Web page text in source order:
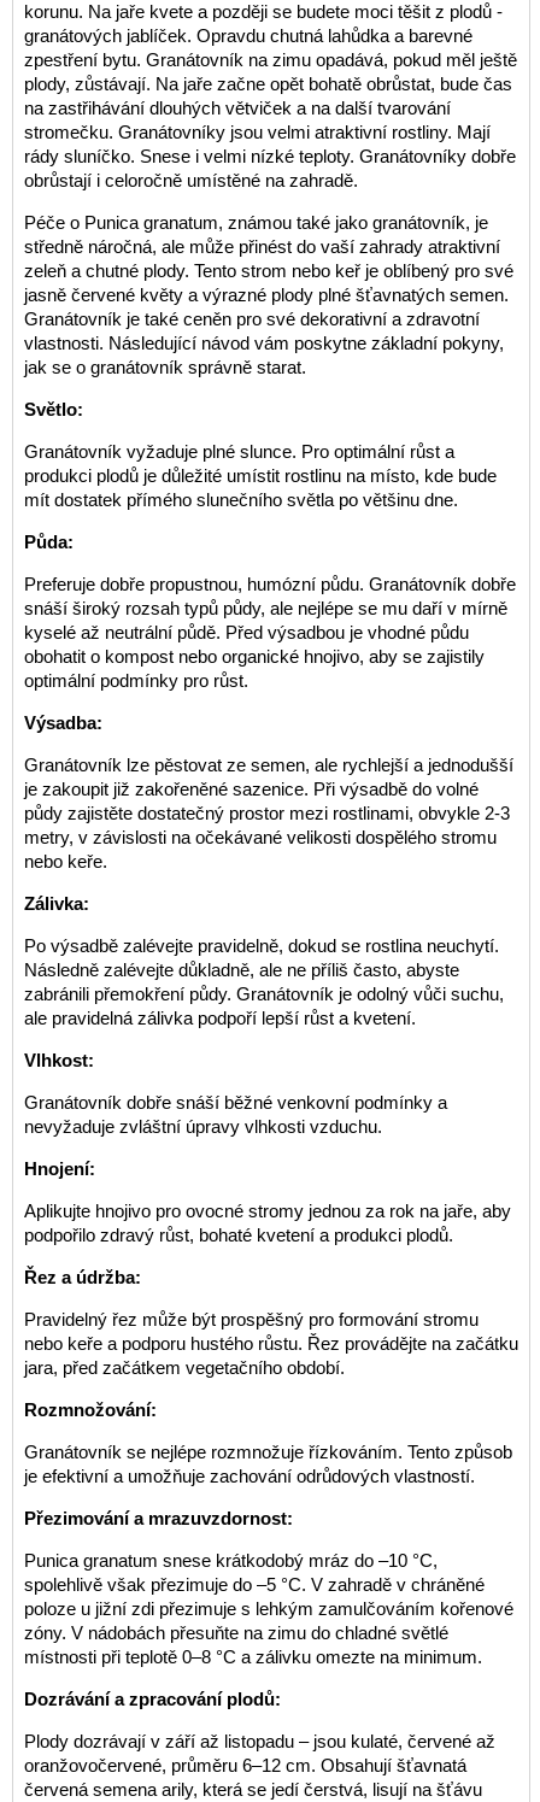
korunu. Na jaře kvete a později se budete moci těšit z plodů -
granátových jablíček. Opravdu chutná lahůdka a barevné
zpestření bytu. Granátovník na zimu opadává, pokud měl ještě
plody, zůstávají. Na jaře začne opět bohatě obrůstat, bude čas
na zastřihávání dlouhých větviček a na další tvarování
stromečku. Granátovníky jsou velmi atraktivní rostliny. Mají
rády sluníčko. Snese i velmi nízké teploty. Granátovníky dobře
obrůstají i celoročně umístěné na zahradě.
Péče o Punica granatum, známou také jako granátovník, je
středně náročná, ale může přinést do vaší zahrady atraktivní
zeleň a chutné plody. Tento strom nebo keř je oblíbený pro své
jasně červené květy a výrazné plody plné šťavnatých semen.
Granátovník je také ceněn pro své dekorativní a zdravotní
vlastnosti. Následující návod vám poskytne základní pokyny,
jak se o granátovník správně starat.
Světlo:
Granátovník vyžaduje plné slunce. Pro optimální růst a
produkci plodů je důležité umístit rostlinu na místo, kde bude
mít dostatek přímého slunečního světla po většinu dne.
Půda:
Preferuje dobře propustnou, humózní půdu. Granátovník dobře
snáší široký rozsah typů půdy, ale nejlépe se mu daří v mírně
kyselé až neutrální půdě. Před výsadbou je vhodné půdu
obohatit o kompost nebo organické hnojivo, aby se zajistily
optimální podmínky pro růst.
Výsadba:
Granátovník lze pěstovat ze semen, ale rychlejší a jednodušší
je zakoupit již zakořeněné sazenice. Při výsadbě do volné
půdy zajistěte dostatečný prostor mezi rostlinami, obvykle 2-3
metry, v závislosti na očekávané velikosti dospělého stromu
nebo keře.
Zálivka:
Po výsadbě zalévejte pravidelně, dokud se rostlina neuchytí.
Následně zalévejte důkladně, ale ne příliš často, abyste
zabránili přemokření půdy. Granátovník je odolný vůči suchu,
ale pravidelná zálivka podpoří lepší růst a kvetení.
Vlhkost:
Granátovník dobře snáší běžné venkovní podmínky a
nevyžaduje zvláštní úpravy vlhkosti vzduchu.
Hnojení:
Aplikujte hnojivo pro ovocné stromy jednou za rok na jaře, aby
podpořilo zdravý růst, bohaté kvetení a produkci plodů.
Řez a údržba:
Pravidelný řez může být prospěšný pro formování stromu
nebo keře a podporu hustého růstu. Řez provádějte na začátku
jara, před začátkem vegetačního období.
Rozmnožování:
Granátovník se nejlépe rozmnožuje řízkováním. Tento způsob
je efektivní a umožňuje zachování odrůdových vlastností.
Přezimování a mrazuvzdornost:
Punica granatum snese krátkodobý mráz do –10 °C,
spolehlivě však přezimuje do –5 °C. V zahradě v chráněné
poloze u jižní zdi přezimuje s lehkým zamulčováním kořenové
zóny. V nádobách přesuňte na zimu do chladné světlé
místnosti při teplotě 0–8 °C a zálivku omezte na minimum.
Dozrávání a zpracování plodů:
Plody dozrávají v září až listopadu – jsou kulaté, červené až
oranžovočervené, průměru 6–12 cm. Obsahují šťavnatá
červená semena arily, která se jedí čerstvá, lisují na šťávu